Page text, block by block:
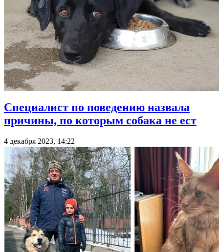
Специалист по поведению назвала
причины, по которым собака не ест
4 декабря 2023, 14:22